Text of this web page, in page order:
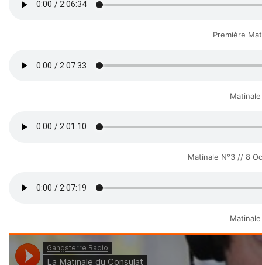
Première
Matinale N°3 // 8